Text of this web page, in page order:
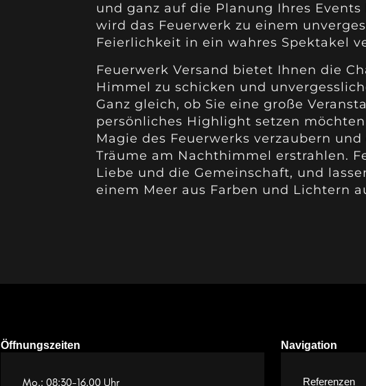
und ganz auf die Planung Ihres
wird das Feuerwerk zu einem
Feierlichkeit in ein wahres Spektakel
Feuerwerk Versand bietet Ihnen die
Himmel zu schicken und
Ganz gleich, ob Sie eine große
persönliches Highlight setzen
Magie des Feuerwerks verzaubern
Träume am Nachthimmel erstrahlen.
Liebe und die Gemeinschaft, und
einem Meer aus Farben und Lichtern
Öffnungszeiten
Mo.: 08:30-16.00 Uhr
Navigation
Referenzen